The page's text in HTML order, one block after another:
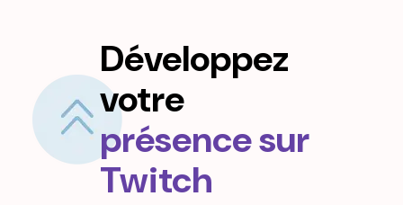
Développez
votre
présence sur
Twitch